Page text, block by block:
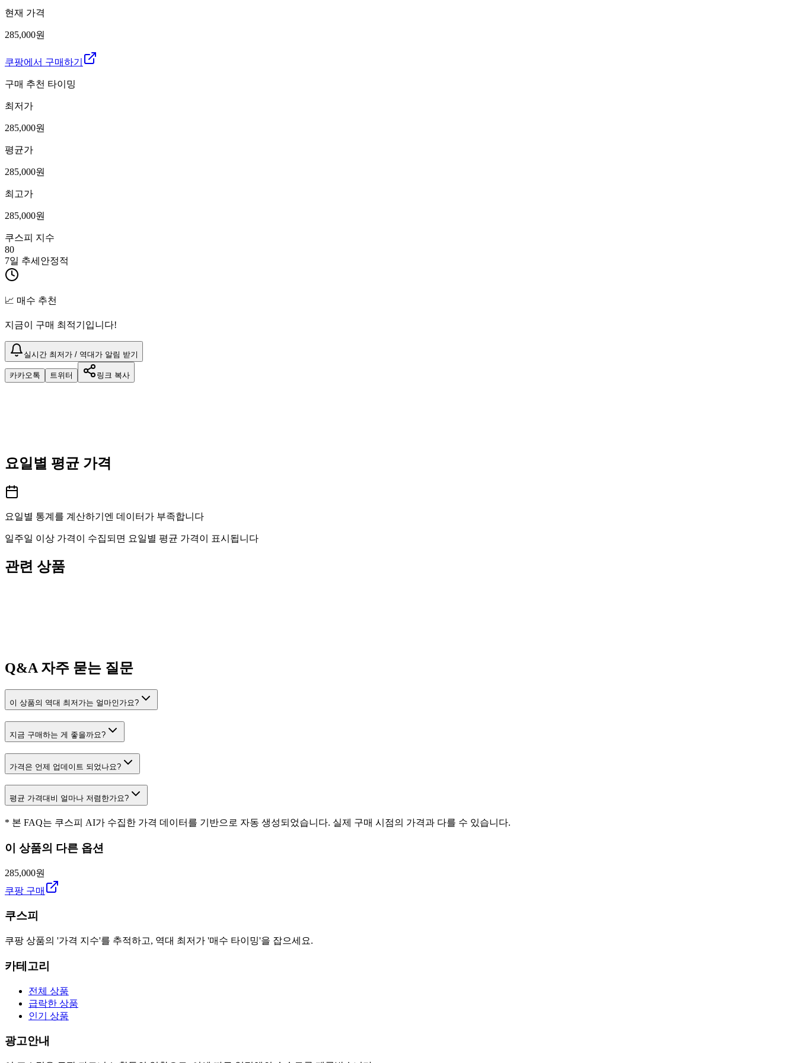
현재 가격
285,000원
쿠팡에서 구매하기
구매 추천 타이밍
최저가
285,000원
평균가
285,000원
최고가
285,000원
쿠스피 지수
80
7일 추세 안정적
📈 매수 추천
지금이 구매 최적기입니다!
실시간 최저가 / 역대가 알림 받기
카카오톡 트위터 링크 복사
요일별 평균 가격
요일별 통계를 계산하기엔 데이터가 부족합니다
일주일 이상 가격이 수집되면 요일별 평균 가격이 표시됩니다
관련 상품
Q&A자주 묻는 질문
이 상품의 역대 최저가는 얼마인가요?
지금 구매하는 게 좋을까요?
가격은 언제 업데이트 되었나요?
평균 가격대비 얼마나 저렴한가요?
* 본 FAQ는 쿠스피 AI가 수집한 가격 데이터를 기반으로 자동 생성되었습니다. 실제 구매 시점의 가격과 다를 수 있습니다.
이 상품의 다른 옵션
285,000원
쿠팡 구매
쿠스피
쿠팡 상품의 '가격 지수'를 추적하고, 역대 최저가 '매수 타이밍'을 잡으세요.
카테고리
전체 상품
급락한 상품
인기 상품
광고안내